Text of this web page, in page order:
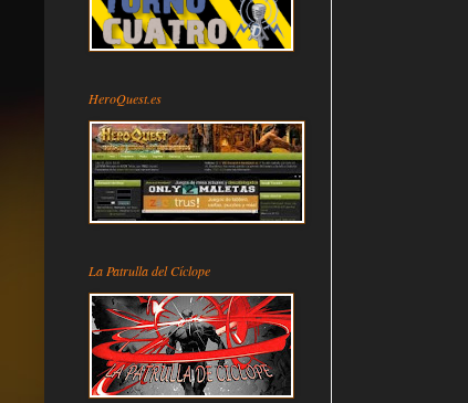
HeroQuest.es
La Patrulla del Cíclope